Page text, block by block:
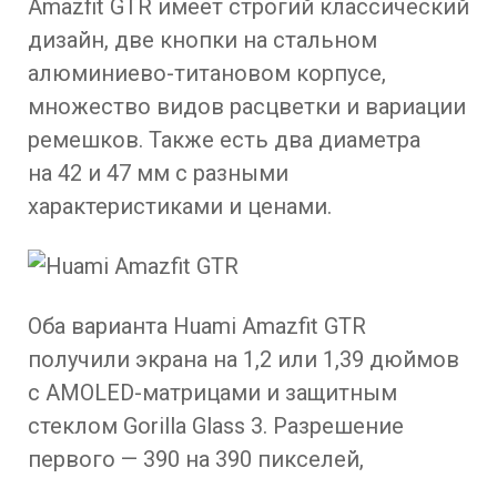
Amazfit GTR имеет строгий классический
дизайн, две кнопки на стальном
алюминиево-титановом корпусе,
множество видов расцветки и вариации
ремешков. Также есть два диаметра
на 42 и 47 мм с разными
характеристиками и ценами.
Оба варианта Huami Amazfit GTR
получили экрана на 1,2 или 1,39 дюймов
с AMOLED-матрицами и защитным
стеклом Gorilla Glass 3. Разрешение
первого — 390 на 390 пикселей,